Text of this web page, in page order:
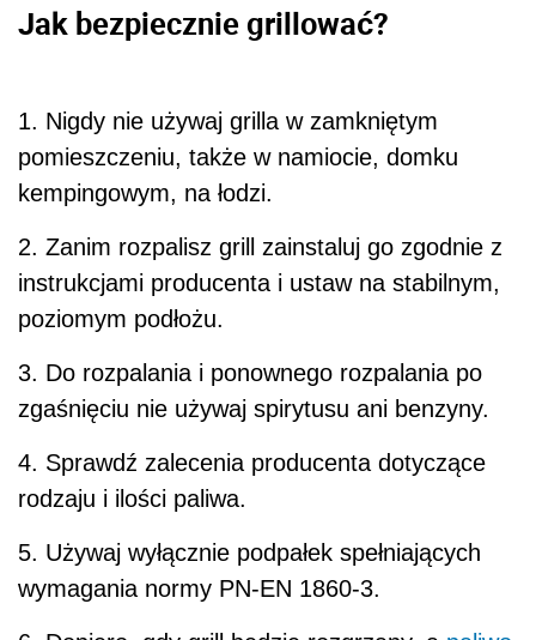
Jak bezpiecznie grillować?
1. Nigdy nie używaj grilla w zamkniętym
pomieszczeniu, także w namiocie, domku
kempingowym, na łodzi.
2. Zanim rozpalisz grill zainstaluj go zgodnie z
instrukcjami producenta i ustaw na stabilnym,
poziomym podłożu.
3. Do rozpalania i ponownego rozpalania po
zgaśnięciu nie używaj spirytusu ani benzyny.
4. Sprawdź zalecenia producenta dotyczące
rodzaju i ilości paliwa.
5. Używaj wyłącznie podpałek spełniających
wymagania normy PN-EN 1860-3.